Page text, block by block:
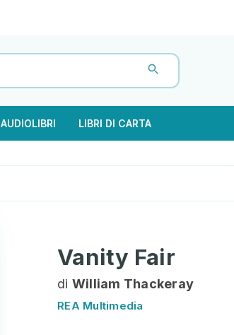
AUDIOLIBRI LIBRI DI CARTA
Vanity Fair
di William Thackeray
REA Multimedia